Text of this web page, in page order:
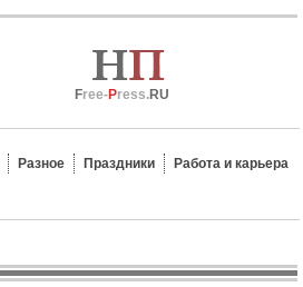
Free-Press.RU
Разное Праздники
Работа и карьера